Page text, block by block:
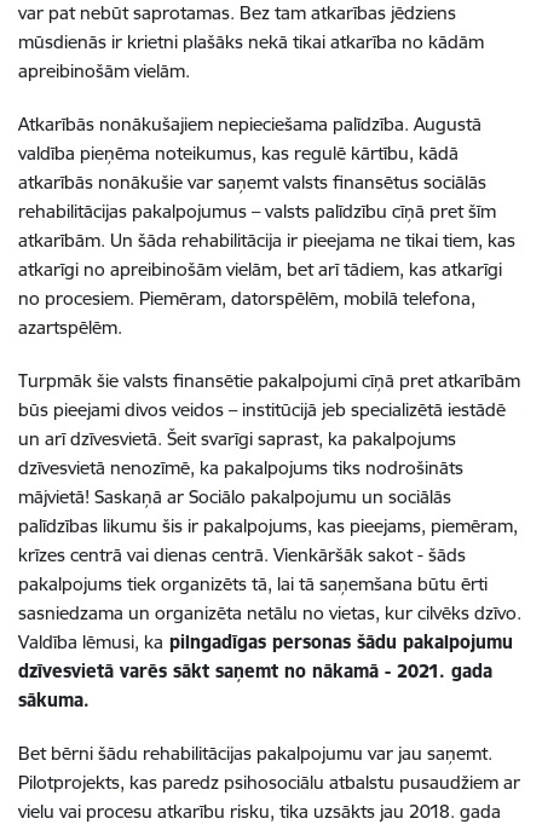
var pat nebūt saprotamas. Bez tam atkarības jēdziens
mūsdienās ir krietni plašāks nekā tikai atkarība no kādām
apreibinošām vielām.
Atkarībās nonākušajiem nepieciešama palīdzība. Augustā
valdība pieņēma noteikumus, kas regulē kārtību, kādā
atkarībās nonākušie var saņemt valsts finansētus sociālās
rehabilitācijas pakalpojumus – valsts palīdzību cīņā pret šīm
atkarībām. Un šāda rehabilitācija ir pieejama ne tikai tiem, kas
atkarīgi no apreibinošām vielām, bet arī tādiem, kas atkarīgi
no procesiem. Piemēram, datorspēlēm, mobilā telefona,
azartspēlēm.
Turpmāk šie valsts finansētie pakalpojumi cīņā pret atkarībām
būs pieejami divos veidos – institūcijā jeb specializētā iestādē
un arī dzīvesvietā. Šeit svarīgi saprast, ka pakalpojums
dzīvesvietā nenozīmē, ka pakalpojums tiks nodrošināts
mājvietā! Saskaņā ar Sociālo pakalpojumu un sociālās
palīdzības likumu šis ir pakalpojums, kas pieejams, piemēram,
krīzes centrā vai dienas centrā. Vienkāršāk sakot - šāds
pakalpojums tiek organizēts tā, lai tā saņemšana būtu ērti
sasniedzama un organizēta netālu no vietas, kur cilvēks dzīvo.
Valdība lēmusi, ka pilngadīgas personas šādu pakalpojumu
dzīvesvietā varēs sākt saņemt no nākamā - 2021. gada
sākuma.
Bet bērni šādu rehabilitācijas pakalpojumu var jau saņemt.
Pilotprojekts, kas paredz psihosociālu atbalstu pusaudžiem ar
vielu vai procesu atkarību risku, tika uzsākts jau 2018. gada